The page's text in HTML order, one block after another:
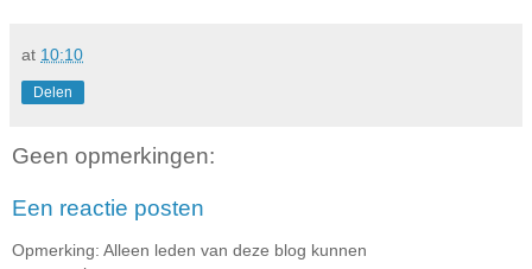
at 10:10
Delen
Geen opmerkingen:
Een reactie posten
Opmerking: Alleen leden van deze blog kunnen